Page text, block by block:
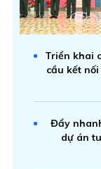
Triển khai
cầu kết
Đẩy
dự án